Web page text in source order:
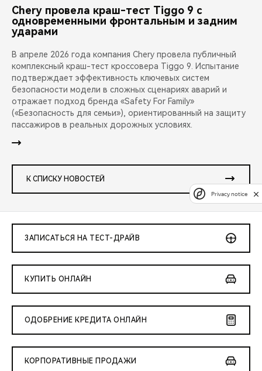
Chery провела краш-тест Tiggo 9 с
одновременными фронтальным и задним
ударами
В апреле 2026 года компания Chery провела публичный
комплексный краш-тест кроссовера Tiggo 9. Испытание
подтверждает эффективность ключевых систем
безопасности модели в сложных сценариях аварий и
отражает подход бренда «Safety For Family»
(«Безопасность для семьи»), ориентированный на защиту
пассажиров в реальных дорожных условиях.
К СПИСКУ НОВОСТЕЙ
ЗАПИСАТЬСЯ НА ТЕСТ-ДРАЙВ
КУПИТЬ ОНЛАЙН
ОДОБРЕНИЕ КРЕДИТА ОНЛАЙН
КОРПОРАТИВНЫЕ ПРОДАЖИ
Privacy notice